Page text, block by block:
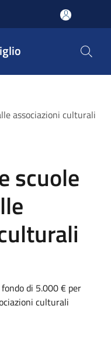
associazioni culturali
scuole
di 5.000 € per
culturali